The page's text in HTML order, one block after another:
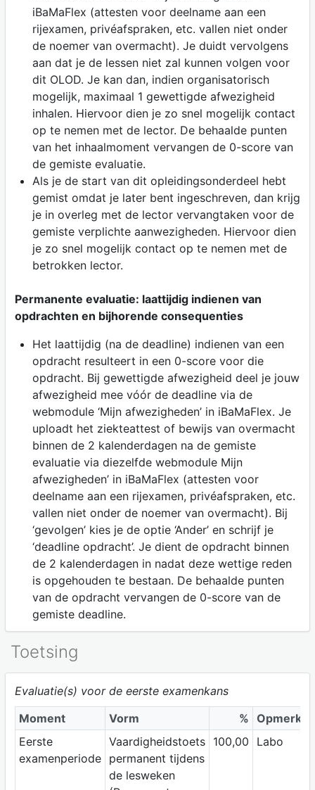
iBaMaFlex (attesten voor deelname aan een
rijexamen, privéafspraken, etc. vallen niet onder
de noemer van overmacht). Je duidt vervolgens
aan dat je de lessen niet zal kunnen volgen voor
dit OLOD. Je kan dan, indien organisatorisch
mogelijk, maximaal 1 gewettigde afwezigheid
inhalen. Hiervoor dien je zo snel mogelijk contact
op te nemen met de lector. De behaalde punten
van het inhaalmoment vervangen de 0-score van
de gemiste evaluatie.
Als je de start van dit opleidingsonderdeel hebt
gemist omdat je later bent ingeschreven, dan krijg
je in overleg met de lector vervangtaken voor de
gemiste verplichte aanwezigheden. Hiervoor dien
je zo snel mogelijk contact op te nemen met de
betrokken lector.
Permanente evaluatie: laattijdig indienen van
opdrachten en bijhorende consequenties
Het laattijdig (na de deadline) indienen van een
opdracht resulteert in een 0-score voor die
opdracht. Bij gewettigde afwezigheid deel je jouw
afwezigheid mee vóór de deadline via de
webmodule ‘Mijn afwezigheden’ in iBaMaFlex. Je
uploadt het ziekteattest of bewijs van overmacht
binnen de 2 kalenderdagen na de gemiste
evaluatie via diezelfde webmodule Mijn
afwezigheden’ in iBaMaFlex (attesten voor
deelname aan een rijexamen, privéafspraken, etc.
vallen niet onder de noemer van overmacht). Bij
‘gevolgen’ kies je de optie ‘Ander’ en schrijf je
‘deadline opdracht’. Je dient de opdracht binnen
de 2 kalenderdagen in nadat deze wettige reden
is opgehouden te bestaan. De behaalde punten
van de opdracht vervangen de 0-score van de
gemiste deadline.
Toetsing
Evaluatie(s) voor de eerste examenkans
Moment
Vorm %
Eerste
examenperiode
Vaardigheidstoets
permanent tijdens
de lesweken
100,00 Labo